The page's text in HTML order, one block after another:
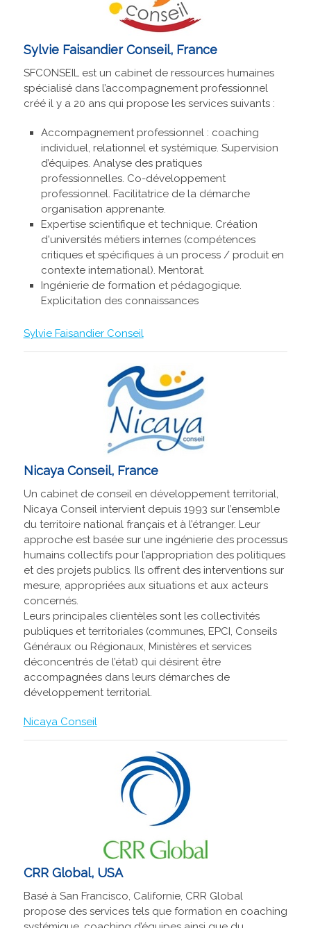
Sylvie Faisandier Conseil, France
SFCONSEIL est un cabinet de ressources humaines
spécialisé dans l’accompagnement professionnel
créé il y a 20 ans qui propose les services suivants :
Accompagnement professionnel : coaching
individuel, relationnel et systémique. Supervision
d’équipes. Analyse des pratiques
professionnelles. Co-développement
professionnel. Facilitatrice de la démarche
organisation apprenante.
Expertise scientifique et technique. Création
d'universités métiers internes (compétences
critiques et spécifiques à un process / produit en
contexte international). Mentorat.
Ingénierie de formation et pédagogique.
Explicitation des connaissances
Sylvie Faisandier Conseil
Nicaya Conseil, France
Un cabinet de conseil en développement territorial,
Nicaya Conseil intervient depuis 1993 sur l’ensemble
du territoire national français et à l’étranger. Leur
approche est basée sur une ingénierie des processus
humains collectifs pour l’appropriation des politiques
et des projets publics. Ils offrent des interventions sur
mesure, appropriées aux situations et aux acteurs
concernés.
Leurs principales clientèles sont les collectivités
publiques et territoriales (communes, EPCI, Conseils
Généraux ou Régionaux, Ministères et services
déconcentrés de l’état) qui désirent être
accompagnées dans leurs démarches de
développement territorial.
Nicaya Conseil
CRR Global, USA
Basé à San Francisco, Californie, CRR Global
propose des services tels que formation en coaching